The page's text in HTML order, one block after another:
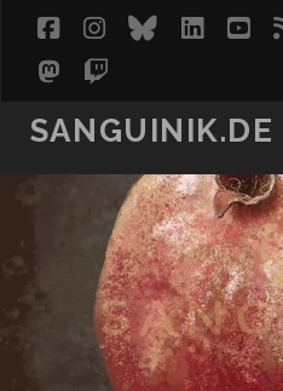
facebook
instagram
bluesky
mastodon
twitch
SANGUINIK.DE